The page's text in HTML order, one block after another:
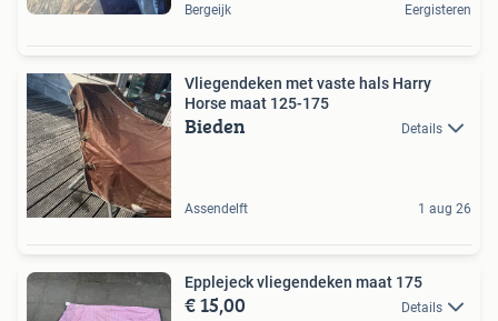
Bergeijk Eergisteren
Vliegendeken met vaste hals Harry
Horse maat 125-175
Bieden Details
Assendelft 1 aug 26
Epplejeck vliegendeken maat 175
€ 15,00 Details